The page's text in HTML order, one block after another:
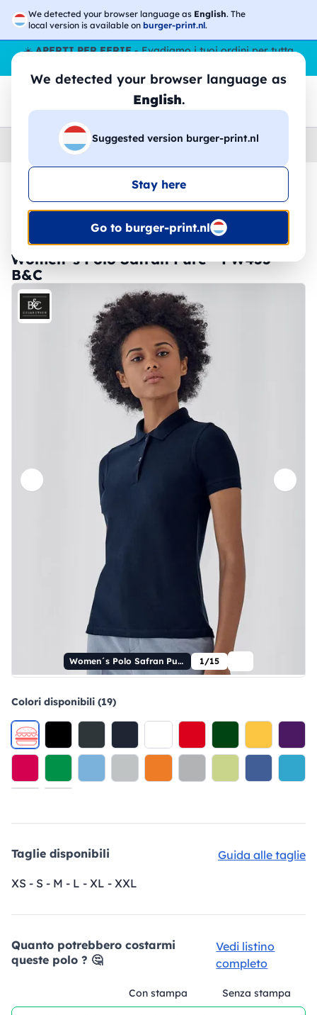
We detected your browser language as English. The
local version is available on burger-print.nl.
We detected your browser language as
English.
Suggested version burger-print.nl
Stay here
Go to burger-print.nl
☀️APERTI PER FERIE- Evadiamo i tuoi ordini per tutta
Polo › Donna
🔥 -30% Stampa DTF
Women´s Polo Safran Pure - PW455 -
B&C
Women´s Polo Safran Pure 1/15
Colori disponibili (19)
Taglie disponibili
Guida alle taglie
XS - S - M - L - XL - XXL
Quanto potrebbero costarmi
queste polo ? 🤔
Vedi listino
completo
Con stampa Senza stampa